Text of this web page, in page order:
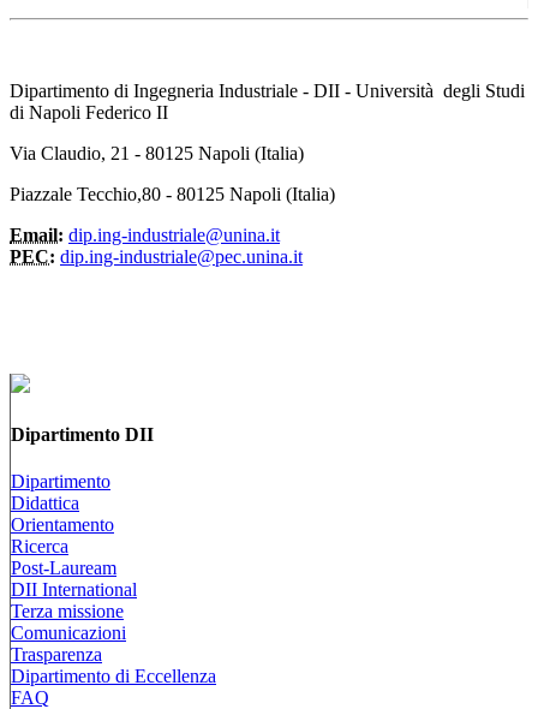
Dipartimento di Ingegneria Industriale - DII - Università degli Studi
di Napoli Federico II
Via Claudio, 21 - 80125 Napoli (Italia)
Piazzale Tecchio,80 - 80125 Napoli (Italia)
Email: dip.ing-industriale@unina.it
PEC: dip.ing-industriale@pec.unina.it
Dipartimento DII
Dipartimento
Didattica
Orientamento
Ricerca
Post-Lauream
DII International
Terza missione
Comunicazioni
Trasparenza
Dipartimento di Eccellenza
FAQ